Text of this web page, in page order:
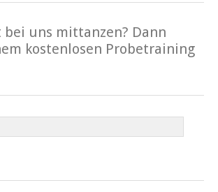
bei uns mittanzen? Dann
kostenlosen Probetraining